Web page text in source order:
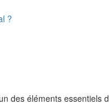
?
des éléments essentiels